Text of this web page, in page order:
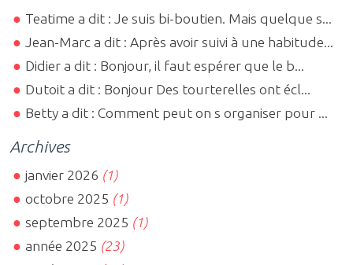
Teatime a dit : Je suis bi-boutien. Mais quelque s...
Jean-Marc a dit : Après avoir suivi à une habitude...
Didier a dit : Bonjour, il faut espérer que le b...
Dutoit a dit : Bonjour Des tourterelles ont écl...
Betty a dit : Comment peut on s organiser pour ...
Archives
janvier 2026 (1)
octobre 2025 (1)
septembre 2025 (1)
année 2025 (23)